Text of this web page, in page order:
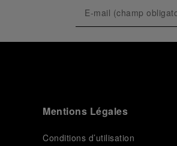
Mentions Légales
Conditions d’utilisation